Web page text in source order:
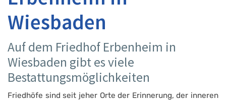
Wiesbaden
Auf dem Friedhof Erbenheim in
Wiesbaden gibt es viele
Bestattungsmöglichkeiten
Friedhöfe sind seit jeher Orte der Erinnerung, der inneren